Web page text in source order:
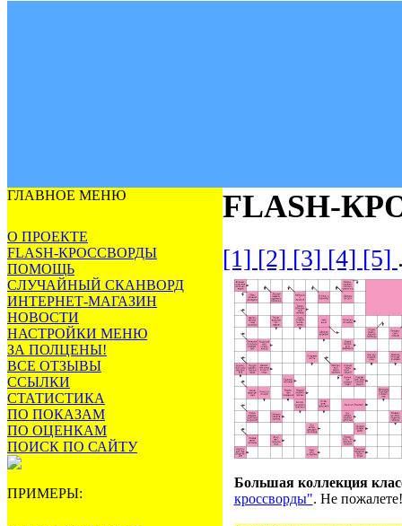
ГЛАВНОЕ МЕНЮ
О ПРОЕКТЕ
FLASH-КРОССВОРДЫ
ПОМОЩЬ
СЛУЧАЙНЫЙ СКАНВОРД
ИНТЕРНЕТ-МАГАЗИН
НОВОСТИ
НАСТРОЙКИ МЕНЮ
ЗА ПОЛЦЕНЫ!
ВСЕ ОТЗЫВЫ
ССЫЛКИ
СТАТИСТИКА
ПО ПОКАЗАМ
ПО ОЦЕНКАМ
ПОИСК ПО САЙТУ
ПРИМЕРЫ:
FLASH-
[1] [2] [3] [4] [5]
Большая коллекция
кроссворды". Не пожалете!